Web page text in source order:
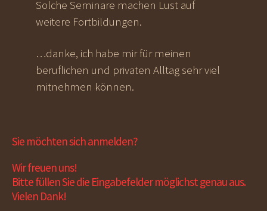
Solche Seminare machen Lust auf
weitere Fortbildungen.
…danke, ich habe mir für meinen
beruflichen und privaten Alltag sehr viel
mitnehmen können.
Sie möchten sich anmelden?
Wir freuen uns!
Bitte füllen Sie die Eingabefelder möglichst genau aus.
Vielen Dank!